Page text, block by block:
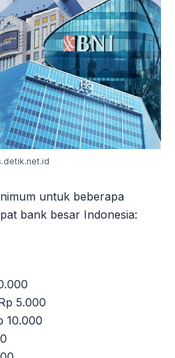
untuk beberapa
bank besar Indonesia:
5.000
10.000